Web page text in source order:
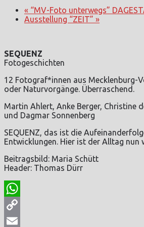
« “MV-Foto unterwegs”
Ausstellung “ZEIT” »
SEQUENZ
Fotogeschichten
12 Fotograf*innen aus Mecklenburg-
oder Naturvorgänge. Überraschend.
Martin Ahlert, Anke Berger, Christine
und Dagmar Sonnenberg
SEQUENZ, das ist die
Entwicklungen. Hier ist der Alltag nun
Beitragsbild: Maria Schütt
Header: Thomas Dürr
WhatsApp
Copy